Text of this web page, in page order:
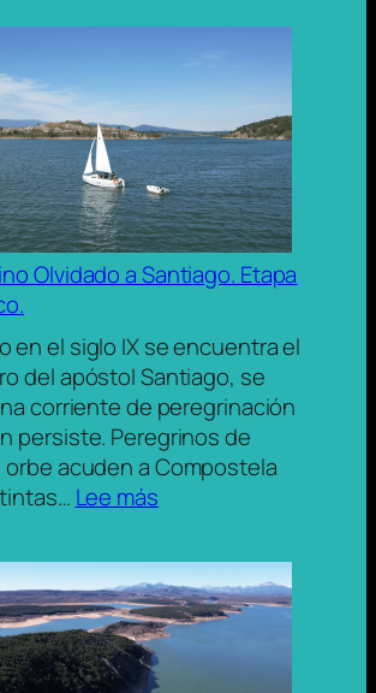
Olvidado a Santiago. Etapa
en el siglo IX se encuentra el
del apóstol Santiago, se
corriente de peregrinación
persiste. Peregrinos de
acuden a Compostela
Lee más:
Camino
Olvidado
a
Santiago.
Etapa